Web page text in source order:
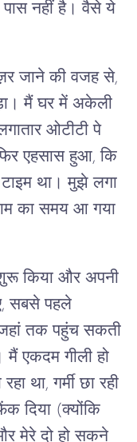
नहीं है। वैसे ये
जाने की वजह से,
मैं घर में अकेली
ओटीटी पे
एहसास हुआ, कि
था। मुझे लगा
का समय आ गया
किया और अपनी
सबसे पहले
जहां तक पहुंच सकती
एकदम गीली हो
था, गर्मी छा रही
दिया (क्योंकि
और मेरे दो हो सकने